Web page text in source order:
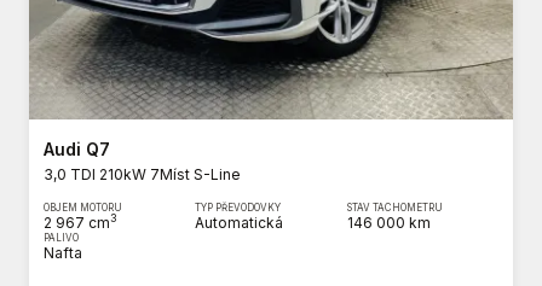
Audi Q7
3,0 TDI 210kW 7Míst S-Line
OBJEM MOTORU
2 967 cm3
TYP PŘEVODOVKY
Automatická
STAV TACHOMETRU
146 000 km
PALIVO
Nafta